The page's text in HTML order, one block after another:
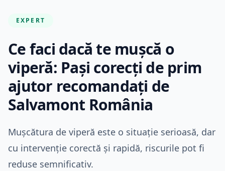
EXPERT
Ce faci dacă te mușcă o
viperă: Pași corecți de prim
ajutor recomandați de
Salvamont România
Mușcătura de viperă este o situație serioasă, dar
cu intervenție corectă și rapidă, riscurile pot fi
reduse semnificativ.